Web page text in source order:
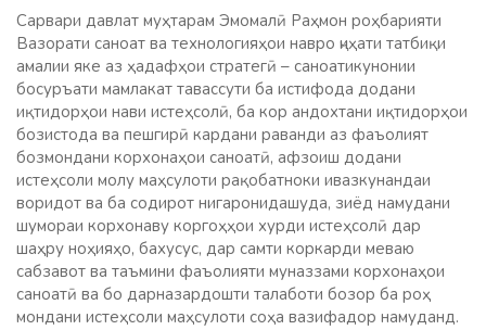
Сарвари давлат муҳтарам Эмомалӣ Раҳмон роҳбарияти
Вазорати саноат ва технологияҳои навро ҷиҳати татбиқи
амалии яке аз ҳадафҳои стратегӣ – саноатикунонии
босуръати мамлакат тавассути ба истифода додани
иқтидорҳои нави истеҳсолӣ, ба кор андохтани иқтидорҳои
бозистода ва пешгирӣ кардани раванди аз фаъолият
бозмондани корхонаҳои саноатӣ, афзоиш додани
истеҳсоли молу маҳсулоти рақобатноки ивазкунандаи
воридот ва ба содирот нигаронидашуда, зиёд намудани
шумораи корхонаву коргоҳҳои хурди истеҳсолӣ дар
шаҳру ноҳияҳо, бахусус, дар самти коркарди меваю
сабзавот ва таъмини фаъолияти муназзами корхонаҳои
саноатӣ ва бо дарназардошти талаботи бозор ба роҳ
мондани истеҳсоли маҳсулоти соҳа вазифадор намуданд.